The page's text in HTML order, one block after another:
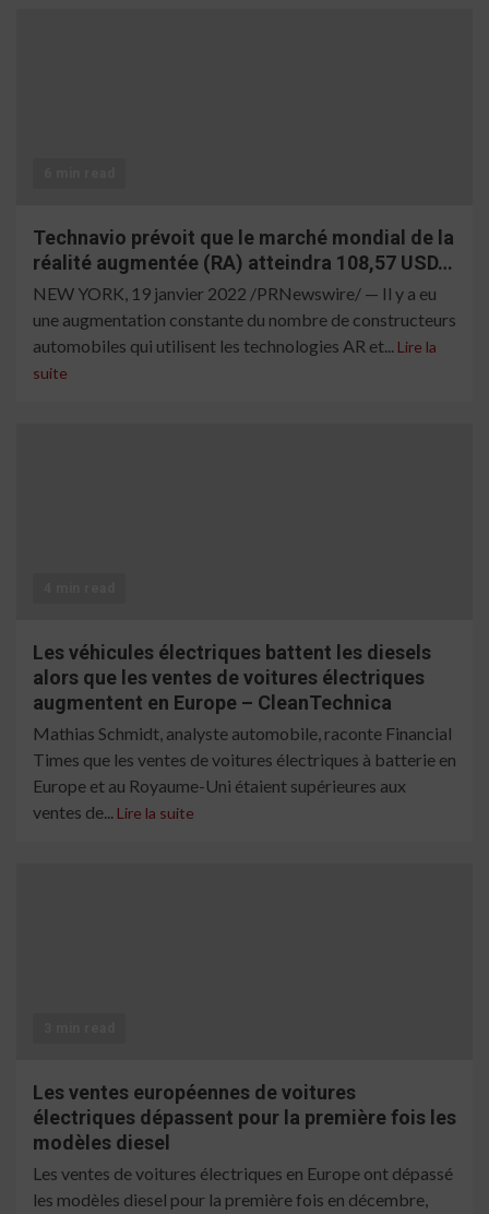
Technavio prévoit que le marché mondial de la
réalité augmentée (RA) atteindra 108,57 USD…
NEW YORK, 19 janvier 2022 /PRNewswire/ — Il y a eu
une augmentation constante du nombre de constructeurs
automobiles qui utilisent les technologies AR et... Lire la
suite
Les véhicules électriques battent les diesels
alors que les ventes de voitures électriques
augmentent en Europe – CleanTechnica
Mathias Schmidt, analyste automobile, raconte Financial
Times que les ventes de voitures électriques à batterie en
Europe et au Royaume-Uni étaient supérieures aux
ventes de... Lire la suite
Les ventes européennes de voitures
électriques dépassent pour la première fois les
modèles diesel
Les ventes de voitures électriques en Europe ont dépassé
les modèles diesel pour la première fois en décembre,